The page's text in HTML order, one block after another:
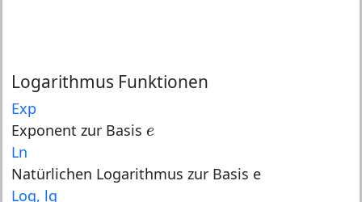
Logarithmus Funktionen
Exp
Exponent zur Basis e
e
Ln
Natürlichen Logarithmus zur Basis e
Log, lg